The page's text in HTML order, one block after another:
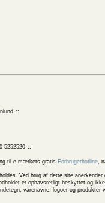
5252520
til e-mærkets gratis Forbrugerhotline,
Ved brug af dette site
er ophavsretligt beskyttet og
varenavne, logoer og